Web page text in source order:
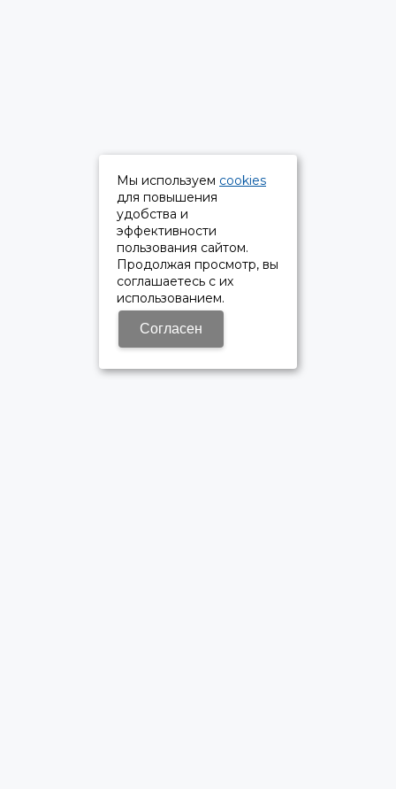
Мы используем cookies
для повышения
удобства и
эффективности
пользования сайтом.
Продолжая просмотр, вы
соглашаетесь с их
использованием.
Согласен